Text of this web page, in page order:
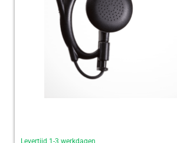
Levertijd 1-3 werkdagen